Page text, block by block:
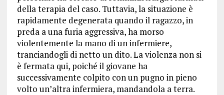
della terapia del caso. Tuttavia, la situazione è
rapidamente degenerata quando il ragazzo, in
preda a una furia aggressiva, ha morso
violentemente la mano di un infermiere,
tranciandogli di netto un dito. La violenza non si
è fermata qui, poiché il giovane ha
successivamente colpito con un pugno in pieno
volto un’altra infermiera, mandandola a terra.